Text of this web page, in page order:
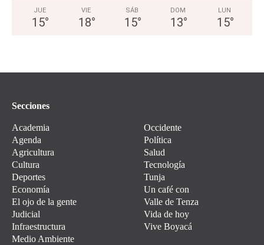
JUE
15°
VIE
18°
SÁB
15°
DOM
13°
LUN
15°
Secciones
Academia
Agenda
Agricultura
Cultura
Deportes
Economía
El ojo de la gente
Judicial
Infraestructura
Medio Ambiente
Occidente
Política
Salud
Tecnología
Tunja
Un café con
Valle de Tenza
Vida de hoy
Vive Boyacá